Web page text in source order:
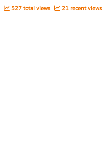
527 total views 21 recent views